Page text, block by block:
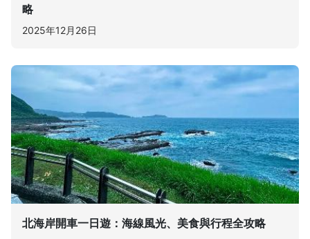
略
2025年12月26日
北海岸開車一日遊：海線風光、美食與行程全攻略